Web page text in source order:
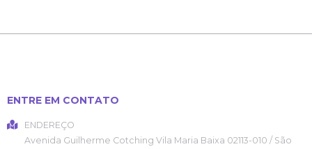
ENTRE EM CONTATO
ENDEREÇO
Avenida Guilherme Cotching Vila Maria Baixa 02113-010 / São